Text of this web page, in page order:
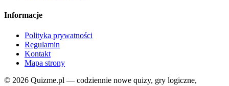
Informacje
Polityka prywatności
Regulamin
Kontakt
Mapa strony
© 2026 Quizme.pl — codziennie nowe quizy, gry logiczne,